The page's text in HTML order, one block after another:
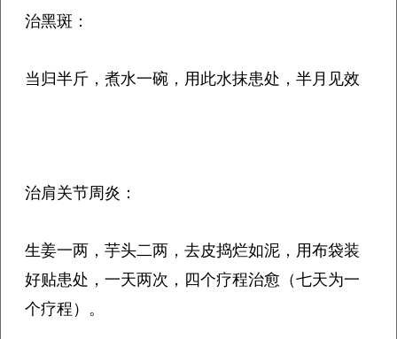
治黑斑：
当归半斤，煮水一碗，用此水抹患处，半月见效
治肩关节周炎：
生姜一两，芋头二两，去皮捣烂如泥，用布袋装
好贴患处，一天两次，四个疗程治愈（七天为一
个疗程）。